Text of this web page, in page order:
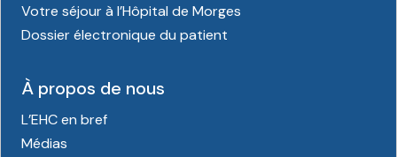
Votre séjour à l’Hôpital de Morges
Dossier électronique du patient
À propos de nous
L’EHC en bref
Médias